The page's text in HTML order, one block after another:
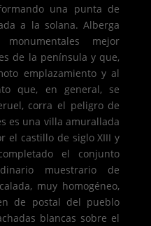
una punta de
a la solana. Alberga
mejor
de la península y que,
emplazamiento y al
que, en general, se
corra el peligro de
es una villa amurallada
el castillo de siglo XIII y
el conjunto
muestrario de
muy homogéneo,
de postal del pueblo
blancas sobre el